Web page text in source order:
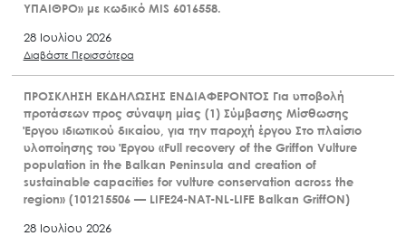
ΥΠΑΙΘΡΟ» με κωδικό MIS 6016558.
28 Ιουλίου 2026
Διαβάστε Περισσότερα
ΠΡΟΣΚΛΗΣΗ ΕΚΔΗΛΩΣΗΣ ΕΝΔΙΑΦΕΡΟΝΤΟΣ Για υποβολή
προτάσεων προς σύναψη μίας (1) Σύμβασης Μίσθωσης
Έργου ιδιωτικού δικαίου, για την παροχή έργου Στο πλαίσιο
υλοποίησης του Έργου «Full recovery of the Griffon Vulture
population in the Balkan Peninsula and creation of
sustainable capacities for vulture conservation across the
region» (101215506 — LIFE24-NAT-NL-LIFE Balkan GriffON)
28 Ιουλίου 2026